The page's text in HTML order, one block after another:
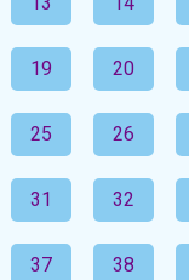
19 20
25 26
31 32
37 38